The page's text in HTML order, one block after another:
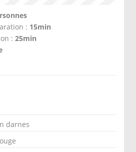
: 15min
: 25min
darnes